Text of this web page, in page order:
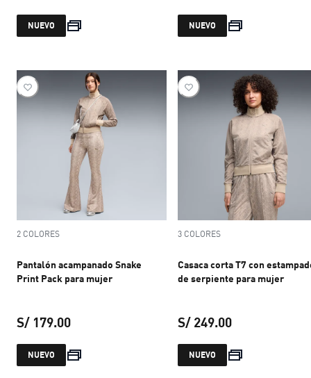
precio actual S/ 249.00
NUEVO precio actual
NUEVO
2 COLORES
Pantalón acampanado Snake
Print Pack para mujer
S/ 179.00
precio actual S/ 179.00
NUEVO
3 COLORES
Casaca corta T7 con
de serpiente para mujer
S/ 249.00
precio actual
NUEVO